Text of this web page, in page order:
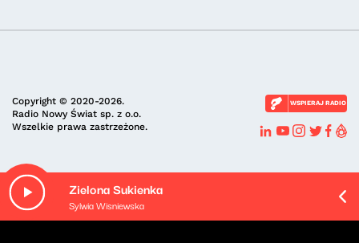
Zielona Sukienka
Sylwia Wisniewska
Copyright © 2020-2026.
Radio Nowy Świat sp. z o.o.
Wszelkie prawa zastrzeżone.
WSPIERAJ RADIO
Regulamin